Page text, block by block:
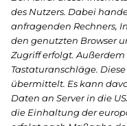
des Nutzers. Dabei
anfragenden Rechners,
den genutzten Browser
Zugriff erfolgt.
Tastaturanschläge.
übermittelt. Es kann
Daten an Server in die
die Einhaltung der